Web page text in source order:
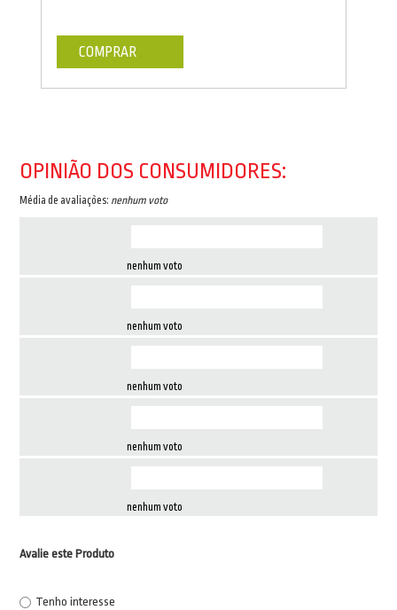
COMPRAR
OPINIÃO DOS CONSUMIDORES:
Média de avaliações: nenhum voto
nenhum voto
nenhum voto
nenhum voto
nenhum voto
nenhum voto
Avalie este Produto
Tenho interesse